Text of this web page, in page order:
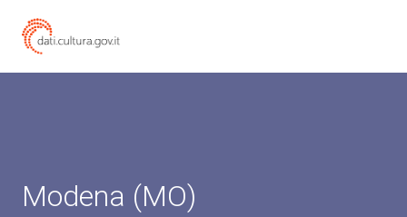
Modena (MO)